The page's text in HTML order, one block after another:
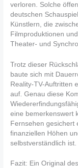
verloren. Solche
deutschen
Künstlern, die
Filmproduktionen
Theater- und
Trotz dieser
baute sich mit
Reality-TV-Auftritten
auf. Genau diese
eine bemerkenswert
Fernsehen gesichert
finanziellen Höhen
selbstverständlich ist.
Fazit: Ein Original